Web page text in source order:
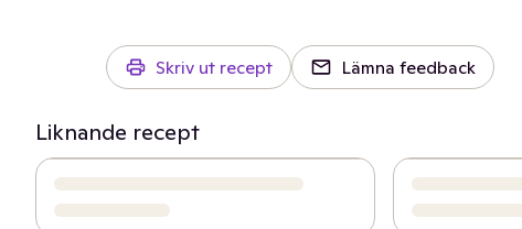
Skriv ut recept Lämna feedback
Liknande recept